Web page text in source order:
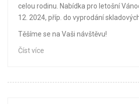
celou rodinu. Nabídka pro letošní
12. 2024, příp. do vyprodání
Těšíme se na Vaši návštěvu!
Číst více